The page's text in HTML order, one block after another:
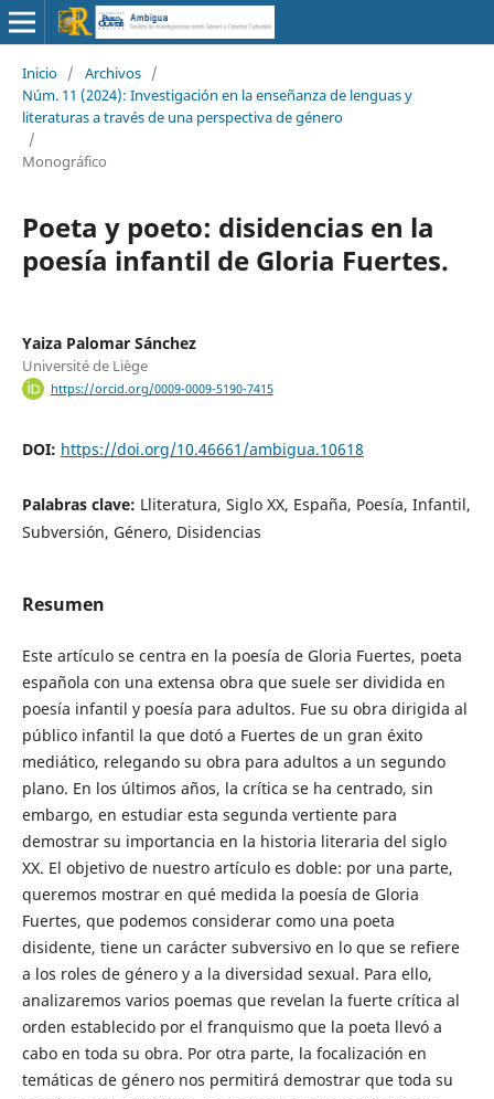
Inicio / Archivos /
Núm. 11 (2024): Investigación en la enseñanza de lenguas y
literaturas a través de una perspectiva de género
/
Monográfico
Poeta y poeto: disidencias en la
poesía infantil de Gloria Fuertes.
Yaiza Palomar Sánchez
Université de Liège
https://orcid.org/0009-0009-5190-7415
DOI: https://doi.org/10.46661/ambigua.10618
Palabras clave: Lliteratura, Siglo XX, España, Poesía, Infantil,
Subversión, Género, Disidencias
Resumen
Este artículo se centra en la poesía de Gloria Fuertes, poeta
española con una extensa obra que suele ser dividida en
poesía infantil y poesía para adultos. Fue su obra dirigida al
público infantil la que dotó a Fuertes de un gran éxito
mediático, relegando su obra para adultos a un segundo
plano. En los últimos años, la crítica se ha centrado, sin
embargo, en estudiar esta segunda vertiente para
demostrar su importancia en la historia literaria del siglo
XX. El objetivo de nuestro artículo es doble: por una parte,
queremos mostrar en qué medida la poesía de Gloria
Fuertes, que podemos considerar como una poeta
disidente, tiene un carácter subversivo en lo que se refiere
a los roles de género y a la diversidad sexual. Para ello,
analizaremos varios poemas que revelan la fuerte crítica al
orden establecido por el franquismo que la poeta llevó a
cabo en toda su obra. Por otra parte, la focalización en
temáticas de género nos permitirá demostrar que toda su